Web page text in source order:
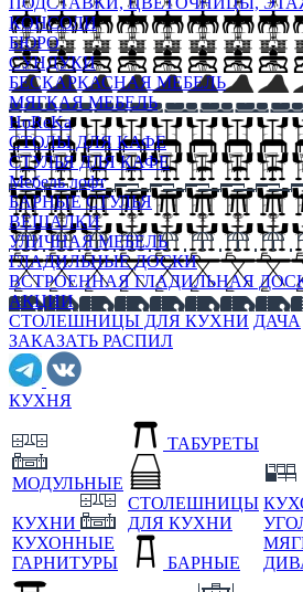
КОНСОЛИ
БЮРО
СУНДУКИ
БЕСКАРКАСНАЯ МЕБЕЛЬ
МЯГКАЯ МЕБЕЛЬ
HoReKa
СТОЛЫ ДЛЯ КАФЕ
СТУЛЬЯ ДЛЯ КАФЕ
Мебель лофт
БАРНЫЕ СТУЛЬЯ
ВЕШАЛКИ
УЛИЧНАЯ МЕБЕЛЬ
ГЛАДИЛЬНЫЕ ДОСКИ
ВСТРОЕННАЯ ГЛАДИЛЬНАЯ
АКЦИИ
СТОЛЕШНИЦЫ ДЛЯ КУХНИ ДАЧА
ЗАКАЗАТЬ РАСПИЛ
КУХНЯ
МОДУЛЬНЫЕ
КУХНИ
КУХОННЫЕ
ГАРНИТУРЫ
ТАБУРЕТЫ
СТОЛЕШНИЦЫ
ДЛЯ КУХНИ
БАРНЫЕ